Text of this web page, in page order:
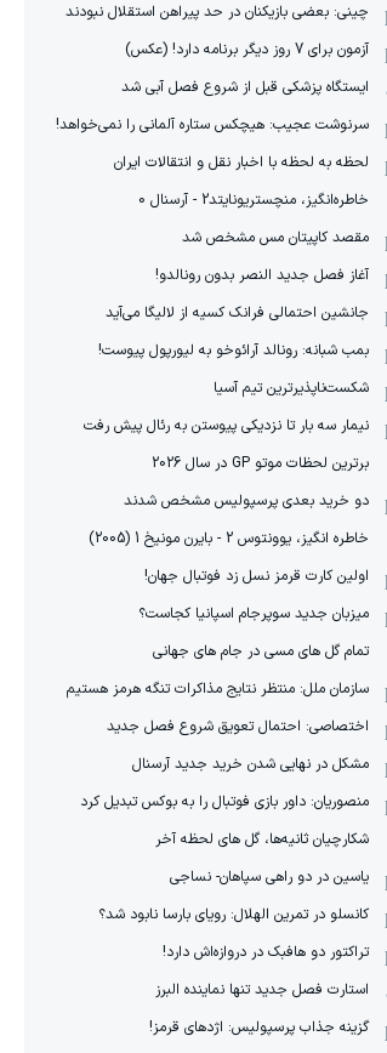
چینی: بعضی بازیکنان در حد پیراهن استقلال نبودند
آزمون برای 7 روز دیگر برنامه دارد! (عکس)
ایستگاه پزشکی قبل از شروع فصل آبی شد
سرنوشت عجیب: هیچکس ستاره آلمانی را نمی‌خواهد!
لحظه به لحظه با اخبار نقل و انتقالات ایران
خاطره‌انگیز، منچستریونایتد2 - آرسنال 0
مقصد کاپیتان مس مشخص شد
آغاز فصل جدید النصر بدون رونالدو!
جانشین احتمالی فرانک کسیه از لالیگا می‌آید
بمب شبانه: رونالد آرائوخو به لیورپول پیوست!
شکست‌ناپذیرترین تیم آسیا
نیمار سه بار تا نزدیکی پیوستن به رئال پیش رفت
برترین لحظات موتو GP در سال 2026
دو خرید بعدی پرسپولیس مشخص شدند
خاطره انگیز، یوونتوس 2 - بایرن مونیخ 1 (2005)
اولین کارت قرمز نسل زد فوتبال جهان!
میزبان جدید سوپرجام اسپانیا کجاست؟
تمام گل های مسی در جام های جهانی
سازمان ملل: منتظر نتایج مذاکرات تنگه هرمز هستیم
اختصاصی: احتمال تعویق شروع فصل جدید
مشکل در نهایی شدن خرید جدید آرسنال
منصوریان: داور بازی فوتبال را به بوکس تبدیل کرد
شکارچیان ثانیه‌ها، گل های لحظه آخر
یاسین در دو راهی سپاهان- نساجی
کانسلو در تمرین الهلال: رویای بارسا نابود شد؟
تراکتور دو هافبک در دروازه‌اش دارد!
استارت فصل جدید تنها نماینده البرز
گزینه جذاب پرسپولیس: اژدهای قرمز!